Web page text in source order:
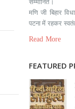
सम्मानित।
मणि जी बिहार
पटना में रहकर
Read More
FEATURED